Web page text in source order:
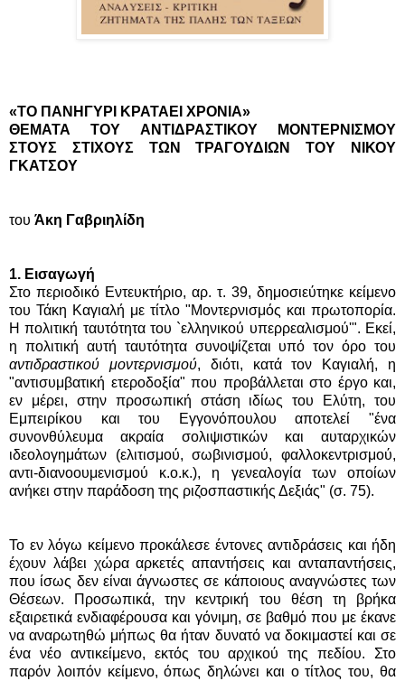
«ΤΟ ΠΑΝΗΓΥΡΙ ΚΡΑΤΑΕΙ ΧΡΟΝΙΑ»
ΘΕΜΑΤΑ ΤΟΥ ΑΝΤΙΔΡΑΣΤΙΚΟΥ ΜΟΝΤΕΡΝΙΣΜΟΥ
ΣΤΟΥΣ ΣΤΙΧΟΥΣ ΤΩΝ ΤΡΑΓΟΥΔΙΩΝ ΤΟΥ ΝΙΚΟΥ
ΓΚΑΤΣΟΥ
του Άκη Γαβριηλίδη
1. Εισαγωγή
Στο περιοδικό Εντευκτήριο, αρ. τ. 39, δημοσιεύτηκε κείμενο
του Τάκη Καγιαλή με τίτλο "Μοντερνισμός και πρωτοπορία.
Η πολιτική ταυτότητα του `ελληνικού υπερρεαλισμού'". Εκεί,
η πολιτική αυτή ταυτότητα συνοψίζεται υπό τον όρο του
αντιδραστικού μοντερνισμού, διότι, κατά τον Καγιαλή, η
"αντισυμβατική ετεροδοξία" που προβάλλεται στο έργο και,
εν μέρει, στην προσωπική στάση ιδίως του Ελύτη, του
Εμπειρίκου και του Εγγονόπουλου αποτελεί "ένα
συνονθύλευμα ακραία σολιψιστικών και αυταρχικών
ιδεολογημάτων (ελιτισμού, σωβινισμού, φαλλοκεντρισμού,
αντι-διανοουμενισμού κ.ο.κ.), η γενεαλογία των οποίων
ανήκει στην παράδοση της ριζοσπαστικής Δεξιάς" (σ. 75).
Το εν λόγω κείμενο προκάλεσε έντονες αντιδράσεις και ήδη
έχουν λάβει χώρα αρκετές απαντήσεις και ανταπαντήσεις,
που ίσως δεν είναι άγνωστες σε κάποιους αναγνώστες των
Θέσεων. Προσωπικά, την κεντρική του θέση τη βρήκα
εξαιρετικά ενδιαφέρουσα και γόνιμη, σε βαθμό που με έκανε
να αναρωτηθώ μήπως θα ήταν δυνατό να δοκιμαστεί και σε
ένα νέο αντικείμενο, εκτός του αρχικού της πεδίου. Στο
παρόν λοιπόν κείμενο, όπως δηλώνει και ο τίτλος του, θα